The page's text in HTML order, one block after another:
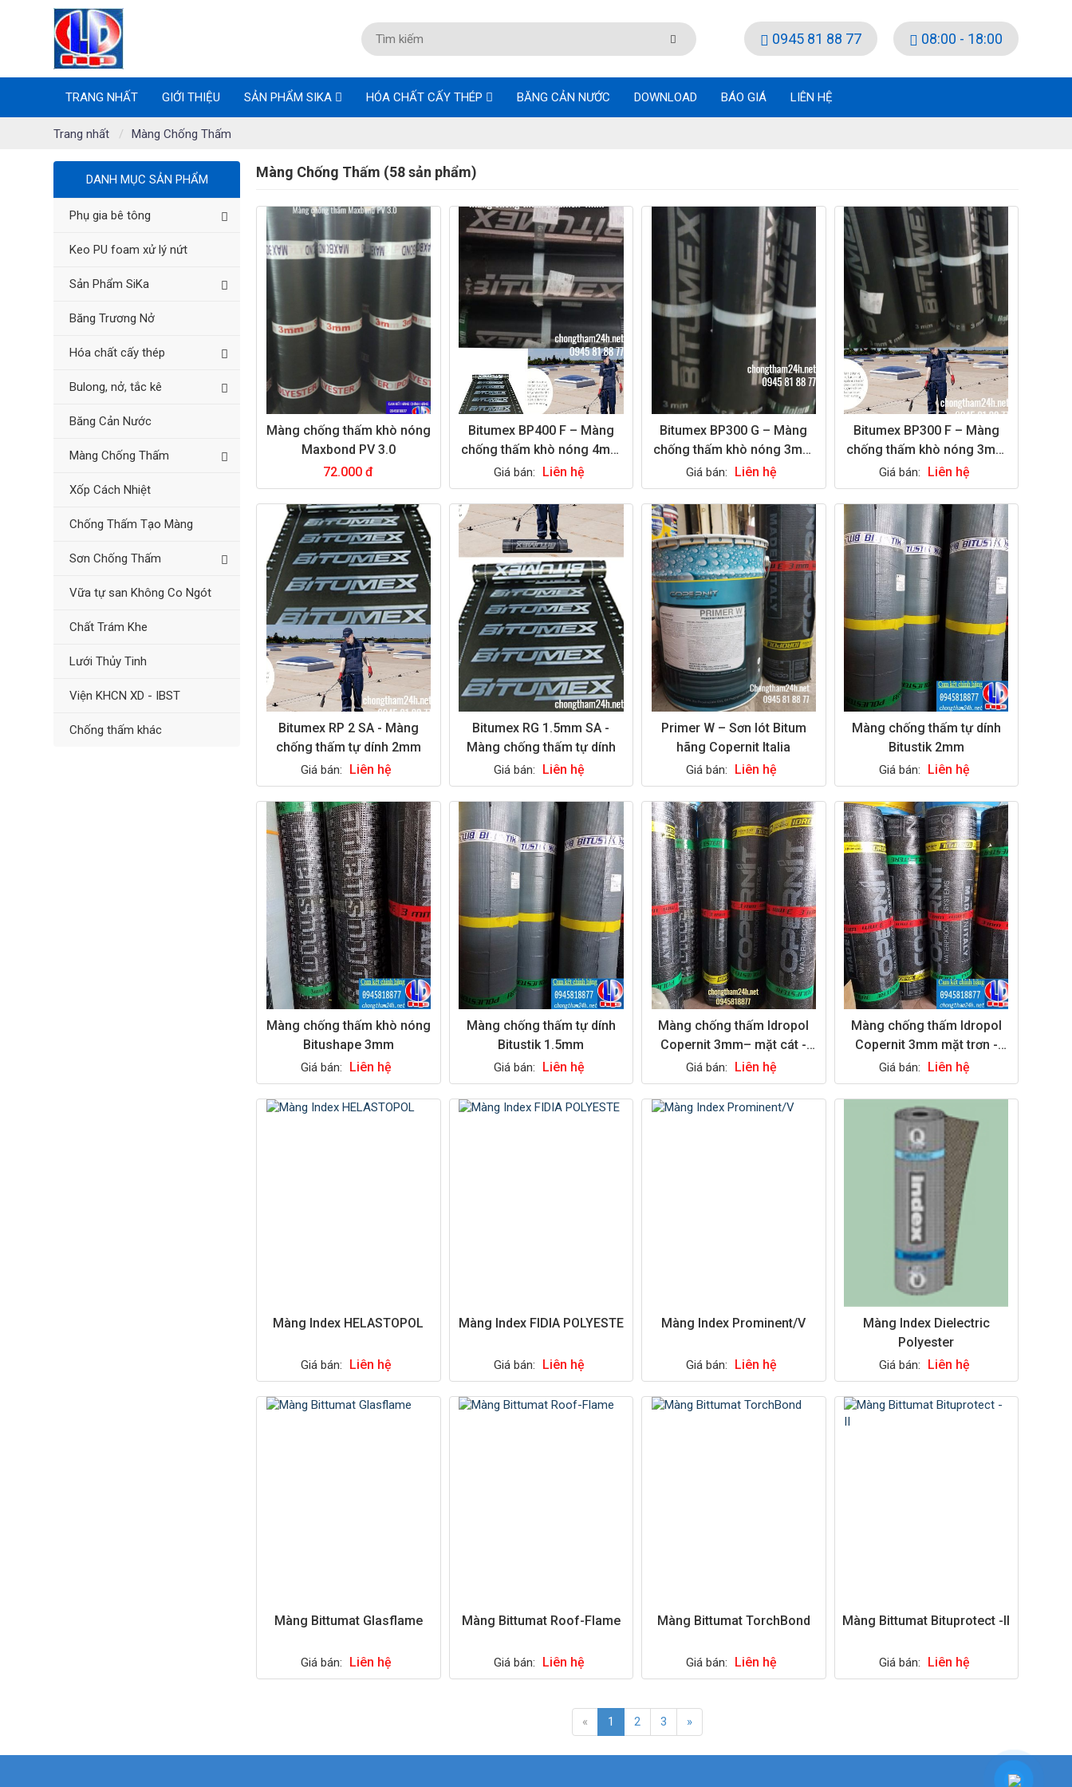
0945 81 88 77 08:00 - 18:00
TRANG NHẤT GIỚI THIỆU SẢN PHẨM SIKA HÓA CHẤT CẤY THÉP BĂNG CẢN NƯỚC DOWNLOAD BÁO GIÁ LIÊN HỆ
Trang nhất Màng Chống Thấm
Màng Chống Thấm (58 sản phẩm)
Màng chống thấm khò nóng
Maxbond PV 3.0
72.000 đ
Bitumex BP400 F – Màng
chống thấm khò nóng 4mm
mặt cát
Giá bán: Liên hệ
Bitumex BP300 G – Màng
chống thấm khò nóng 3mm
mặt đá
Giá bán: Liên hệ
Bitumex BP300 F – Màng
chống thấm khò nóng 3mm
mặt cát
Giá bán: Liên hệ
Bitumex RP 2 SA - Màng
chống thấm tự dính 2mm
Giá bán: Liên hệ
Bitumex RG 1.5mm SA -
Màng chống thấm tự dính
Giá bán: Liên hệ
Primer W – Sơn lót Bitum
hãng Copernit Italia
Giá bán: Liên hệ
Màng chống thấm tự dính
Bitustik 2mm
Giá bán: Liên hệ
Màng chống thấm khò nóng
Bitushape 3mm
Giá bán: Liên hệ
Màng chống thấm tự dính
Bitustik 1.5mm
Giá bán: Liên hệ
Màng chống thấm Idropol
Copernit 3mm– mặt cát -
Italia
Giá bán: Liên hệ
Màng chống thấm Idropol
Copernit 3mm mặt trơn -
Italia
Giá bán: Liên hệ
Màng Index HELASTOPOL
Giá bán: Liên hệ
Màng Index FIDIA POLYESTE
Giá bán: Liên hệ
Màng Index Prominent/V
Giá bán: Liên hệ
Màng Index Dielectric
Polyester
Giá bán: Liên hệ
Màng Bittumat Glasflame
Giá bán: Liên hệ
Màng Bittumat Roof-Flame
Giá bán: Liên hệ
Màng Bittumat TorchBond
Giá bán: Liên hệ
Màng Bittumat Bituprotect -II
Giá bán: Liên hệ
« 1 2 3 »
DANH MỤC SẢN PHẨM
Phụ gia bê tông
Keo PU foam xử lý nứt
Sản Phẩm SiKa
Băng Trương Nở
Hóa chất cấy thép
Bulong, nở, tắc kê
Băng Cản Nước
Màng Chống Thấm
Xốp Cách Nhiệt
Chống Thấm Tạo Màng
Sơn Chống Thấm
Vữa tự san Không Co Ngót
Chất Trám Khe
Lưới Thủy Tinh
Viện KHCN XD - IBST
Chống thấm khác